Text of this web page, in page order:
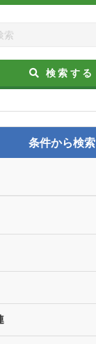
検索する
条件から検索